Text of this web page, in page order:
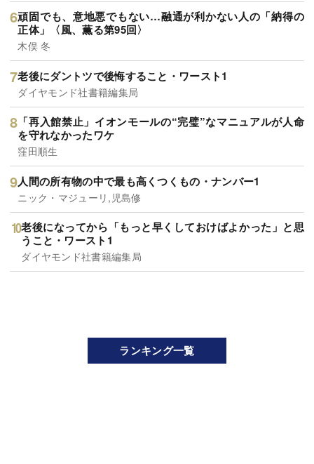
頑固でも、意地悪でもない…融通が利かない人の「納得の
正体」〈風、薫る第95回〉
木俣 冬
老後にダントツで後悔すること・ワースト1
ダイヤモンド社書籍編集局
「再入館禁止」イオンモールの“完璧”なマニュアルが人命
を守れなかったワケ
窪田順生
人間の所有物の中で最も高くつくもの・ナンバー1
ニック・マジューリ,児島修
老後になってから「もっと早くしておけばよかった」と思
うこと・ワースト1
ダイヤモンド社書籍編集局
ランキング一覧